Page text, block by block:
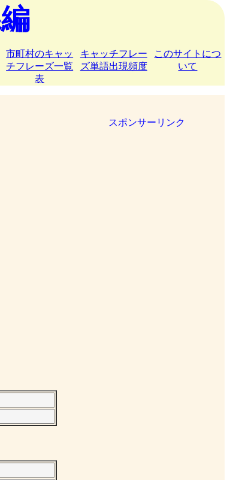
市町村のキャッ
チフレーズ一覧
表
キャッチフレー
ズ単語出現頻度
このサイトにつ
いて
スポンサーリンク